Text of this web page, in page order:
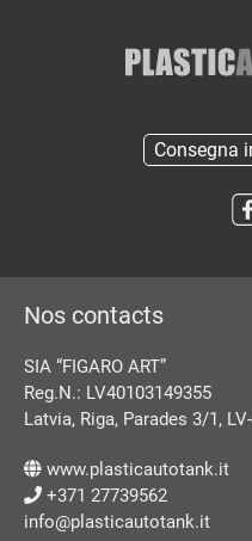
Consegna
Nos contacts
SIA “FIGARO ART”
Reg.N.: LV40103149355
Latvia, Riga, Parades 3/1,
www.plasticautotank.it
+371 27739562
info@plasticautotank.it